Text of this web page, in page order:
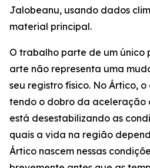
Jalobeanu, usando dados
material principal.
O trabalho parte de um único
arte não representa uma
seu registro físico. No Ártico,
tendo o dobro da aceleração
está desestabilizando as
quais a vida na região
Ártico nascem nessas